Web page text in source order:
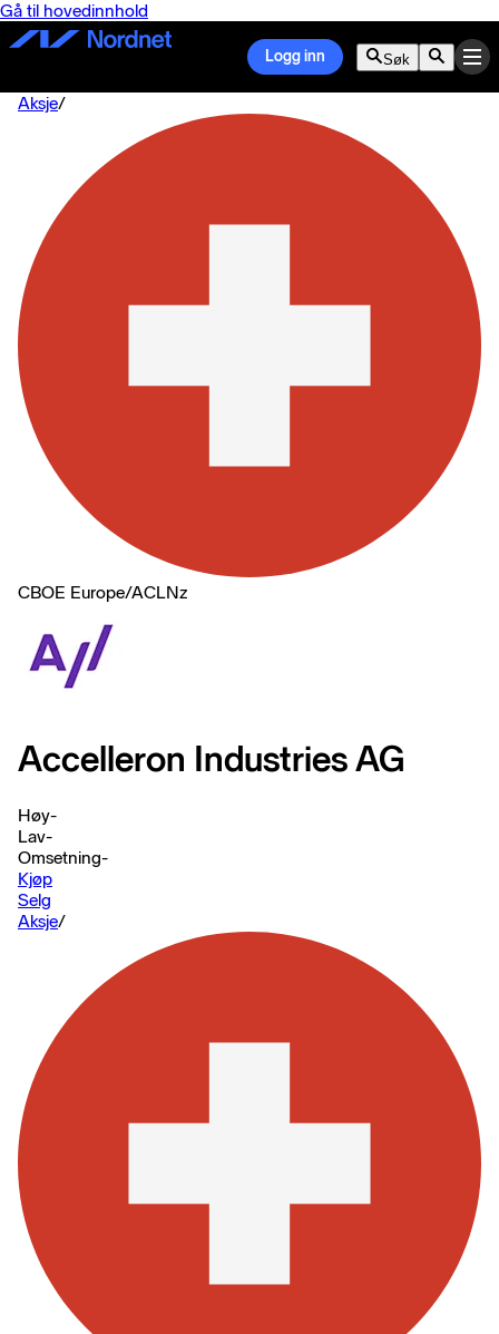
Gå til hovedinnhold
Logg inn Søk
Aksje/
CBOE Europe/ACLNz
Accelleron Industries AG
Høy-
Lav-
Omsetning-
Kjøp
Selg
Aksje/